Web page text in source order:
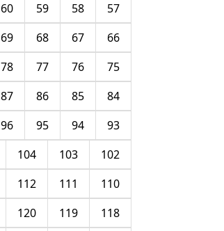
57
58
59
60
66
67
68
69
75
76
77
78
84
85
86
87
93
94
95
96
102
103
104
110
111
112
118
119
120